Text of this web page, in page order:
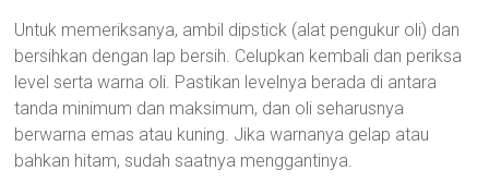
Untuk memeriksanya, ambil dipstick (alat pengukur oli) dan
bersihkan dengan lap bersih. Celupkan kembali dan periksa
level serta warna oli. Pastikan levelnya berada di antara
tanda minimum dan maksimum, dan oli seharusnya
berwarna emas atau kuning. Jika warnanya gelap atau
bahkan hitam, sudah saatnya menggantinya.